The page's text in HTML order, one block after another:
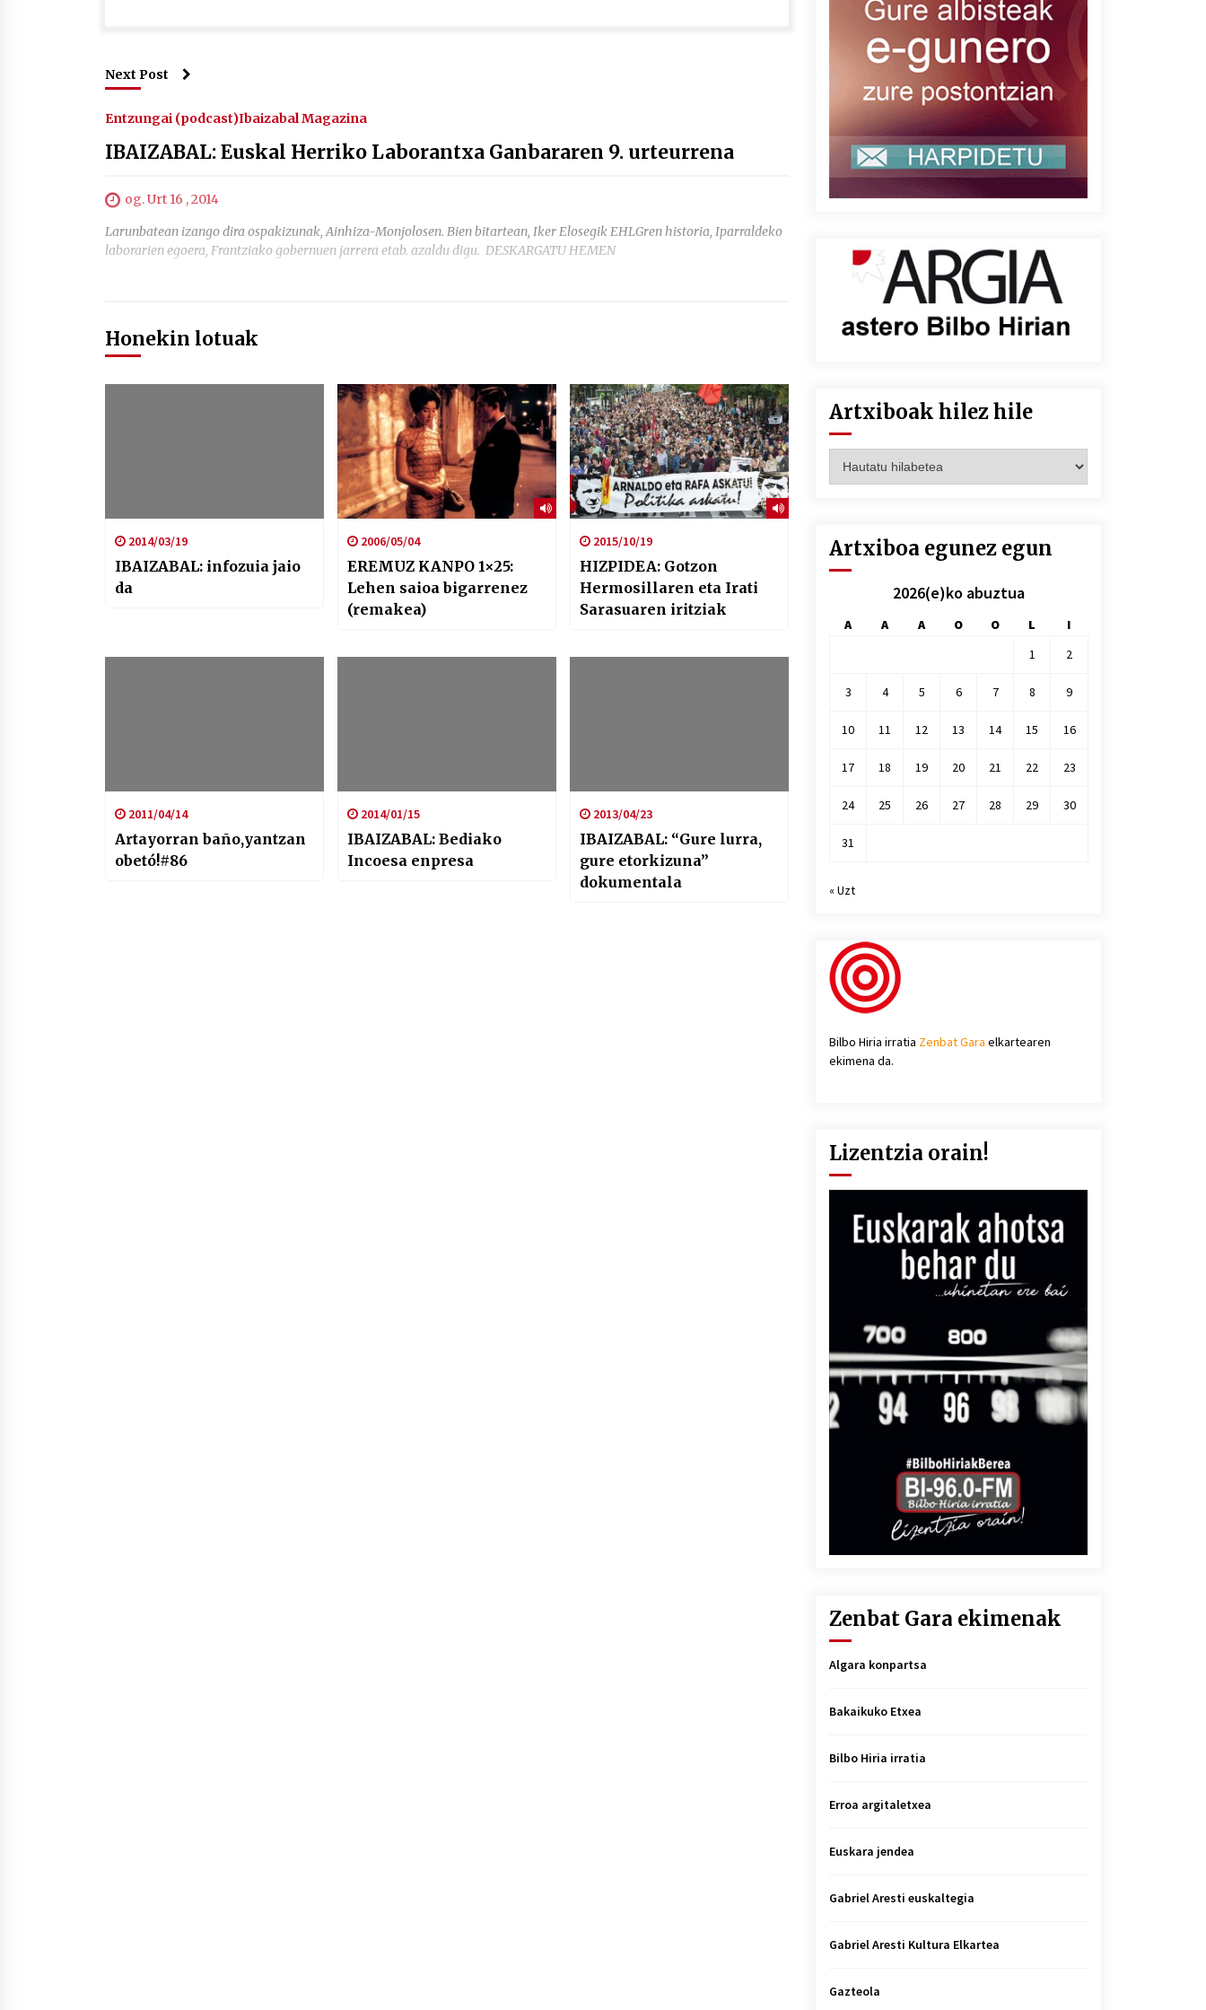
Next Post
Entzungai (podcast)Ibaizabal Magazina
IBAIZABAL: Euskal Herriko Laborantxa Ganbararen 9. urteurrena
og. Urt 16 , 2014
Larunbatean izango dira ospakizunak, Ainhiza-Monjolosen. Bien bitartean, Iker Elosegik EHLGren historia, Iparraldeko
laborarien egoera, Frantziako gobernuen jarrera etab. azaldu digu. DESKARGATU HEMEN
Honekin lotuak
2014/03/19
IBAIZABAL: infozuia jaio
da
2006/05/04
EREMUZ KANPO 1×25:
Lehen saioa bigarrenez
(remakea)
2015/10/19
HIZPIDEA: Gotzon
Hermosillaren eta Irati
Sarasuaren iritziak
2011/04/14
Artayorran baño,yantzan
obetó!#86
2014/01/15
IBAIZABAL: Bediako
Incoesa enpresa
2013/04/23
IBAIZABAL: “Gure lurra,
gure etorkizuna”
dokumentala
Artxiboak hilez hile
hilez
Artxiboa egunez egun
2026(e)ko abuztua
A A A O O L
I
1
2
3 4 5 6 7 8 9
10 11 12 13 14 15 16
17 18 19 20 21 22 23
24 25 26 27 28 29 30
31
« Uzt
Bilbo Hiria irratia Zenbat Gara elkartearen
ekimena da.
Lizentzia orain!
Zenbat Gara ekimenak
Algara konpartsa
Bakaikuko Etxea
Bilbo Hiria irratia
Erroa argitaletxea
Euskara jendea
Gabriel Aresti euskaltegia
Gabriel Aresti Kultura Elkartea
Gazteola